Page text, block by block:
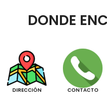
DONDE
DIRECCIÓN CONTACTO